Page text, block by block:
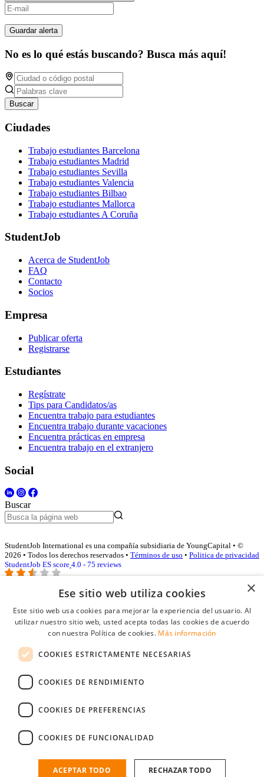
Guardar alerta
No es lo qué estás buscando? Busca más aquí!
Buscar
Ciudades
Trabajo estudiantes Barcelona
Trabajo estudiantes Madrid
Trabajo estudiantes Sevilla
Trabajo estudiantes Valencia
Trabajo estudiantes Bilbao
Trabajo estudiantes Mallorca
Trabajo estudiantes A Coruña
StudentJob
Acerca de StudentJob
FAQ
Contacto
Socios
Empresa
Publicar oferta
Registrarse
Estudiantes
Regístrate
Tips para Candidatos/as
Encuentra trabajo para estudiantes
Encuentra trabajo durante vacaciones
Encuentra prácticas en empresa
Encuentra trabajo en el extranjero
Social
Buscar
StudentJob International es una compañía subsidiaria de YoungCapital • ©
2026 • Todos los derechos reservados • Términos de uso • Politica de privacidad
StudentJob ES score 4.0 - 75 reviews
Acceso empresas
Contraseña
Recordarme
Conectarse
Registro gratuito empresas
Encuentre al candidato perfecto a tan sólo un par de clicks
×
Ese sitio web utiliza cookies
Este sitio web usa cookies para mejorar la experiencia del usuario. Al
utilizar nuestro sitio web, usted acepta todas las cookies de acuerdo
con nuestra Política de cookies. Más información
COOKIES ESTRICTAMENTE NECESARIAS
COOKIES DE RENDIMIENTO
COOKIES DE PREFERENCIAS
COOKIES DE FUNCIONALIDAD
ACEPTAR TODO RECHAZAR TODO